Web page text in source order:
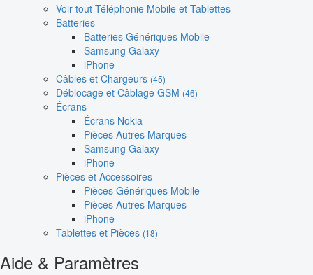
Voir tout Téléphonie Mobile et Tablettes
Batteries
Batteries Génériques Mobile
Samsung Galaxy
iPhone
Câbles et Chargeurs (45)
Déblocage et Câblage GSM (46)
Écrans
Écrans Nokia
Pièces Autres Marques
Samsung Galaxy
iPhone
Pièces et Accessoires
Pièces Génériques Mobile
Pièces Autres Marques
iPhone
Tablettes et Pièces (18)
Aide & Paramètres